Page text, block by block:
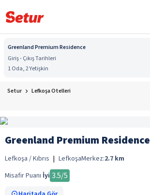
Greenland Premium Residence
Giriş - Çıkış Tarihleri
1 Oda, 2 Yetişkin
Setur Lefkoşa Otelleri
Greenland Premium Residence
Lefkoşa / Kıbrıs | LefkoşaMerkez:2.7 km
Misafir Puanı İyi 3.5/5